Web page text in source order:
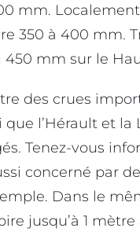
mm.
350 à 400 mm.
450 mm sur le
des crues
que l’Hérault et
Tenez-vous
concerné par
Dans le
jusqu’à 1